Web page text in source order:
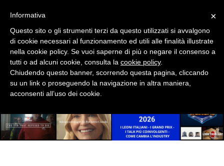
TREND
CASE HISTORY
OPINIONI
×
Informativa
Questo sito o gli strumenti terzi da questo utilizzati si avvalgono
di cookie necessari al funzionamento ed utili alle finalità illustrate
nella cookie policy. Se vuoi saperne di più o negare il consenso a
tutti o ad alcuni cookie, consulta la cookie policy.
Chiudendo questo banner, scorrendo questa pagina, cliccando
su un link o proseguendo la navigazione in altra maniera,
acconsenti all’uso dei cookie.